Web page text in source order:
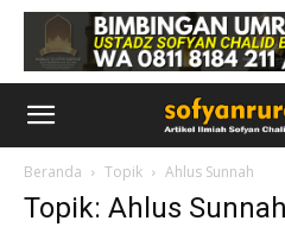
Beranda Topik Ahlus Sunnah
Topik: Ahlus Sunnah